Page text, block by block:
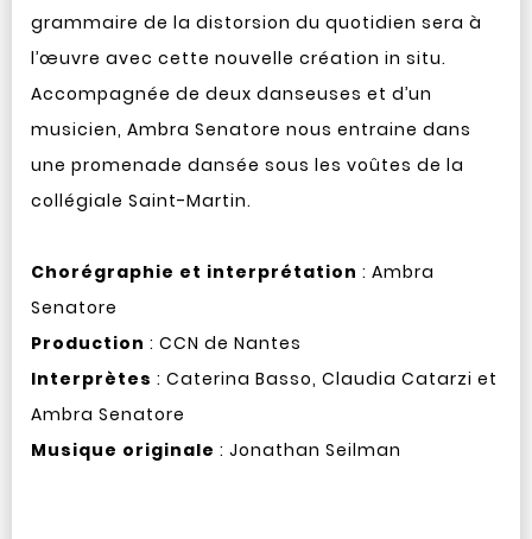
grammaire de la distorsion du quotidien sera à
l’œuvre avec cette nouvelle création in situ.
Accompagnée de deux danseuses et d’un
musicien, Ambra Senatore nous entraine dans
une promenade dansée sous les voûtes de la
collégiale Saint-Martin.
Chorégraphie et interprétation : Ambra
Senatore
Production : CCN de Nantes
Interprètes : Caterina Basso, Claudia Catarzi et
Ambra Senatore
Musique originale : Jonathan Seilman